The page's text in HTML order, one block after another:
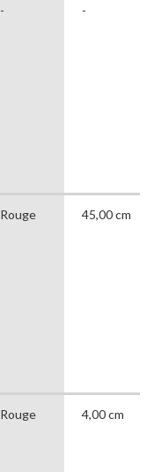
- -
Rouge 45,00 cm
Rouge 4,00 cm